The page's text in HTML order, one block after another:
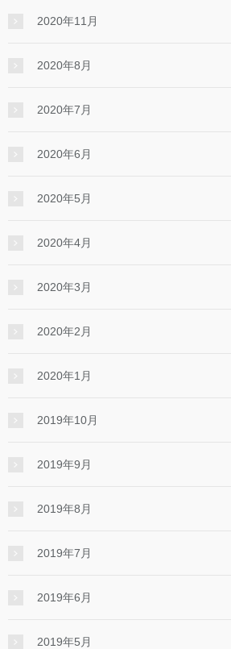
2020年11月
2020年8月
2020年7月
2020年6月
2020年5月
2020年4月
2020年3月
2020年2月
2020年1月
2019年10月
2019年9月
2019年8月
2019年7月
2019年6月
2019年5月